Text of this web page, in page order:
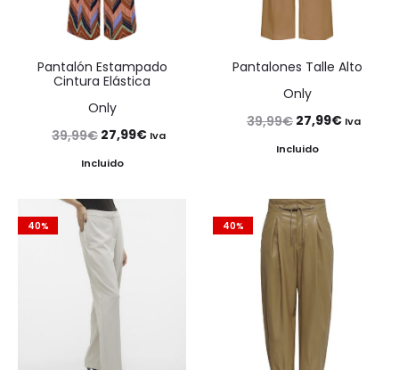
Pantalón Estampado
Cintura Elástica
Only
39,99€ El
precio
era:
39,99€.
27,99€ElIva
Incluido
Pantalones Talle Alto
Only
39,99€ El
precio
era:
39,99€.
27,99€ElIva
Incluido
40% 40%